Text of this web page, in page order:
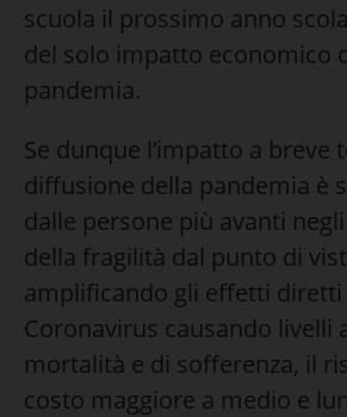
scuola il prossimo anno
del solo impatto economico
pandemia.
Se dunque l’impatto a breve
diffusione della pandemia è
dalle persone più avanti
della fragilità dal punto di
amplificando gli effetti diretti
Coronavirus causando livelli
mortalità e di sofferenza, il
costo maggiore a medio e